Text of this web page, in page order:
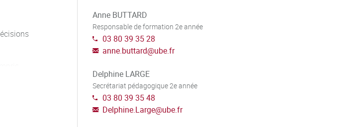
conçue
;
Anne BUTTARD
Responsable de formation 2e année
03 80 39 35 28
anne.buttard@ube.fr
Delphine LARGE
Secrétariat pédagogique 2e année
03 80 39 35 48
Delphine.Large@ube.fr